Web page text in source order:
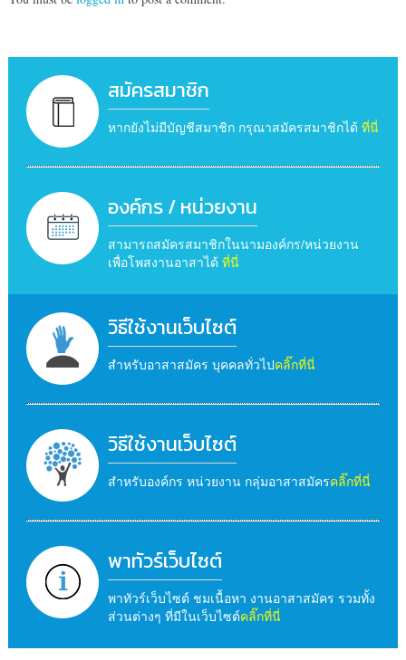
สมัครสมาชิก
หากยังไม่มีบัญชีสมาชิก กรุณาสมัครสมาชิกได้ ที่นี่
องค์กร / หน่วยงาน
สามารถสมัครสมาชิกในนามองค์กร/หน่วยงาน
เพื่อโพสงานอาสาได้ ที่นี่
วิธีใช้งานเว็บไซต์
สำหรับอาสาสมัคร บุคคลทั่วไปคลิ๊กที่นี่
วิธีใช้งานเว็บไซต์
สำหรับองค์กร หน่วยงาน กลุ่มอาสาสมัครคลิ๊กที่นี่
พาทัวร์เว็บไซต์
พาทัวร์เว็บไซต์ ชมเนื้อหา งานอาสาสมัคร รวมทั้ง
ส่วนต่างๆ ที่มีในเว็บไซต์คลิ๊กที่นี่